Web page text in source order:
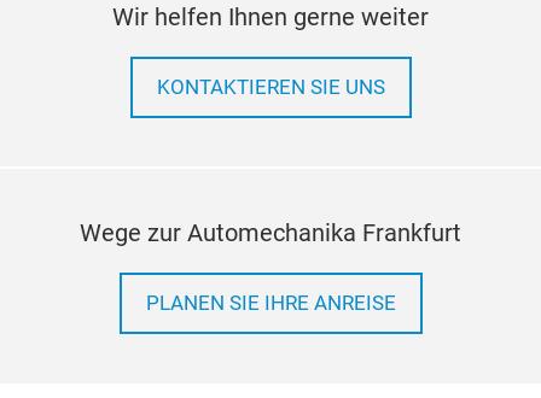
Wir helfen Ihnen gerne weiter
KONTAKTIEREN SIE UNS
Wege zur Automechanika Frankfurt
PLANEN SIE IHRE ANREISE